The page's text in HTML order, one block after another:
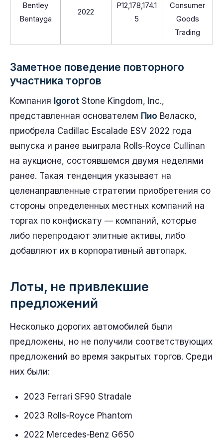
Bentley
Bentayga
2022
P12,178,174.1
5
Consumer
Goods
Trading
Заметное поведение повторного
участника торгов
Компания Igorot Stone Kingdom, Inc.,
представленная основателем Пио Веласко,
приобрела Cadillac Escalade ESV 2022 года
выпуска и ранее выиграла Rolls‑Royce Cullinan
на аукционе, состоявшемся двумя неделями
ранее. Такая тенденция указывает на
целенаправленные стратегии приобретения со
стороны определенных местных компаний на
торгах по конфискату — компаний, которые
либо перепродают элитные активы, либо
добавляют их в корпоративный автопарк.
Лоты, не привлекшие
предложений
Несколько дорогих автомобилей были
предложены, но не получили соответствующих
предложений во время закрытых торгов. Среди
них были:
2023 Ferrari SF90 Stradale
2023 Rolls‑Royce Phantom
2022 Mercedes‑Benz G650